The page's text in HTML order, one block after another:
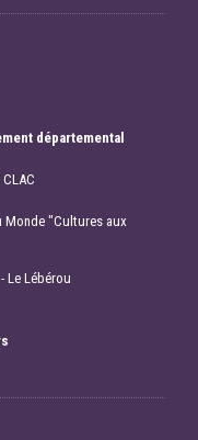
départemental
Monde "Cultures aux
Le Lébérou